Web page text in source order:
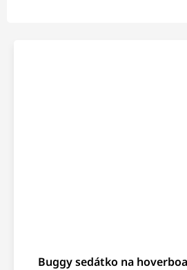
Buggy sedátko na